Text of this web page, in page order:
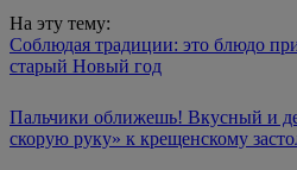
На эту тему:
Соблюдая традиции: это блюдо
старый Новый год
Пальчики оближешь! Вкусный и
скорую руку» к крещенскому